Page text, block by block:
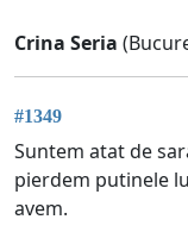
Crina Seria
#1349
Suntem atat de
pierdem putinele
avem.